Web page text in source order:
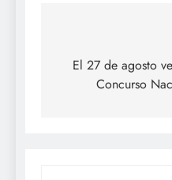
de
entradas
El 27 de agosto
Concurso